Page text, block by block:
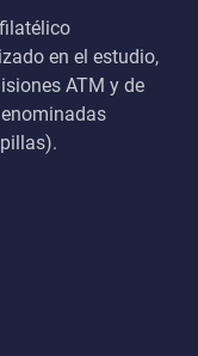
en el estudio,
ATM y de